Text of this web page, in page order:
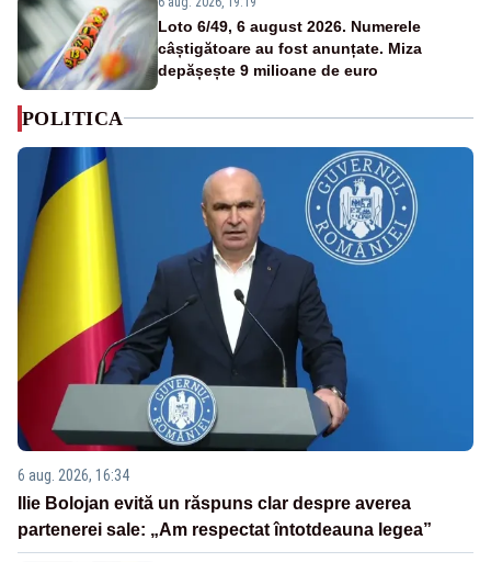
Loto 6/49, 6 august 2026. Numerele
câștigătoare au fost anunțate. Miza
depășește 9 milioane de euro
POLITICA
6 aug. 2026, 16:34
Ilie Bolojan evită un răspuns clar despre averea
partenerei sale: „Am respectat întotdeauna legea”